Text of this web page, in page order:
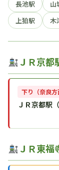
長池駅 山
上狛駅
木
ＪＲ京都
下り（奈良方
ＪＲ京都駅
ＪＲ東福